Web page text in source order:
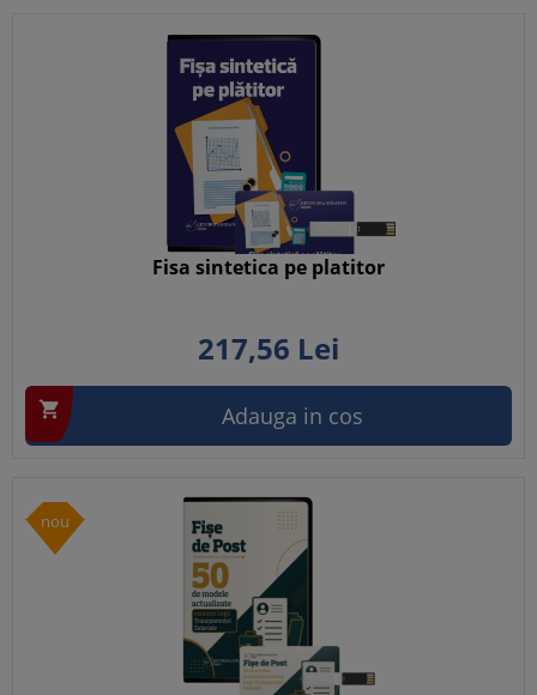
Fisa sintetica pe platitor
217,56 Lei
 Adauga in cos
nou